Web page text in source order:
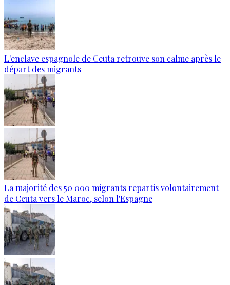
L'enclave espagnole de Ceuta retrouve son calme après le
départ des migrants
La majorité des 50 000 migrants repartis volontairement
de Ceuta vers le Maroc, selon l'Espagne